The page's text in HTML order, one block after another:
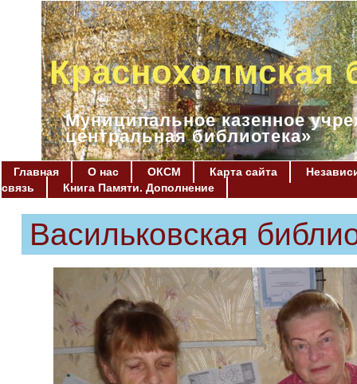
Краснохолмская
Муниципальное казенное
центральная библиотека»
Главная О нас ОКСМ Карта сайта
связь
Книга Памяти. Дополнение
Васильковская